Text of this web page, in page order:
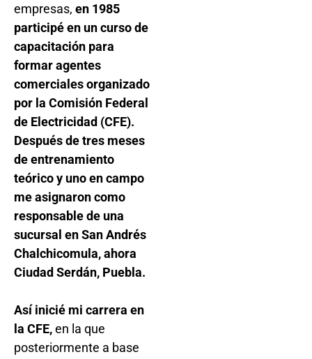
empresas, en 1985
participé en un curso de
capacitación para
formar agentes
comerciales organizado
por la Comisión Federal
de Electricidad (CFE).
Después de tres meses
de entrenamiento
teórico y uno en campo
me asignaron como
responsable de una
sucursal en San Andrés
Chalchicomula, ahora
Ciudad Serdán, Puebla.
Así inicié mi carrera en
la CFE,en la que
posteriormente a base